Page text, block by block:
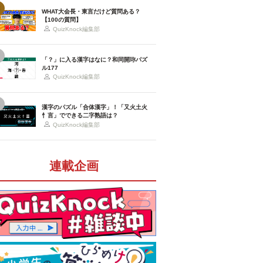
WHAT大会長・東言だけど質問ある？
【100の質問】
QuizKnock編集部
「？」に入る漢字はなに？和同開珎パズ
ル177
QuizKnock編集部
漢字のパズル「合体漢字」！「又火土火
忄言」でできる二字熟語は？
QuizKnock編集部
連載企画